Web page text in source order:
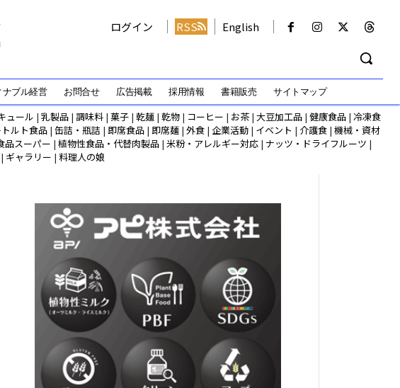
ログイン RSS English
ブル経営 お問合せ 広告掲載 採用情報 書籍販売 サイトマップ
ュール | 乳製品 | 調味料 | 菓子 | 乾麺 | 乾物 | コーヒー | お茶 | 大豆加工品 | 健康食品 | 冷凍食
トルト食品 | 缶詰・瓶詰 | 即席食品 | 即席麺 | 外食 | 企業活動 | イベント | 介護食 | 機械・資材
品スーパー | 植物性食品・代替肉製品 | 米粉・アレルギー対応 | ナッツ・ドライフルーツ |
| ギャラリー | 料理人の娘